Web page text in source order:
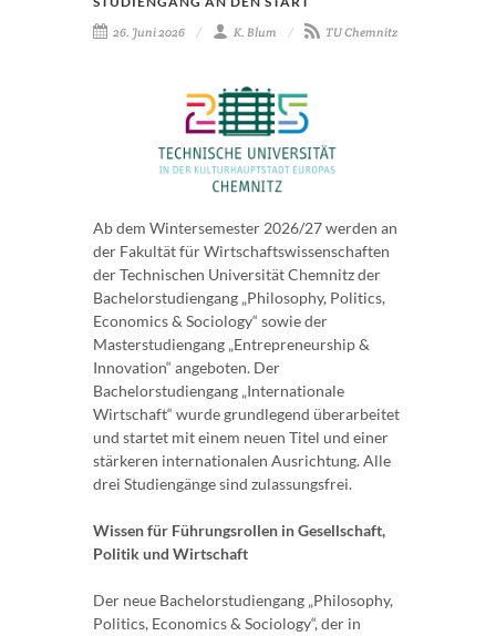
26. Juni 2026
K. Blum TU Chemnitz
Ab dem Wintersemester 2026/27 werden an
der Fakultät für Wirtschaftswissenschaften
der Technischen Universität Chemnitz der
Bachelorstudiengang „Philosophy, Politics,
Economics & Sociology“ sowie der
Masterstudiengang „Entrepreneurship &
Innovation“ angeboten. Der
Bachelorstudiengang „Internationale
Wirtschaft“ wurde grundlegend überarbeitet
und startet mit einem neuen Titel und einer
stärkeren internationalen Ausrichtung. Alle
drei Studiengänge sind zulassungsfrei.
Wissen für Führungsrollen in Gesellschaft,
Politik und Wirtschaft
Der neue Bachelorstudiengang „Philosophy,
Politics, Economics & Sociology“, der in